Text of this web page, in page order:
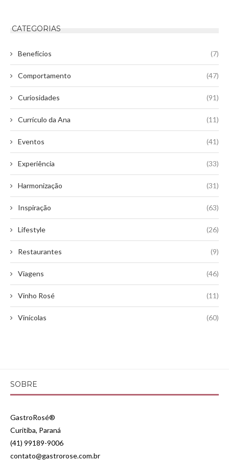
CATEGORIAS
Benefícios (7)
Comportamento (47)
Curiosidades (91)
Currículo da Ana (11)
Eventos (41)
Experiência (33)
Harmonização (31)
Inspiração (63)
Lifestyle (26)
Restaurantes (9)
Viagens (46)
Vinho Rosé (11)
Vinícolas (60)
SOBRE
GastroRosé®
Curitiba, Paraná
(41) 99189-9006
contato@gastrorose.com.br